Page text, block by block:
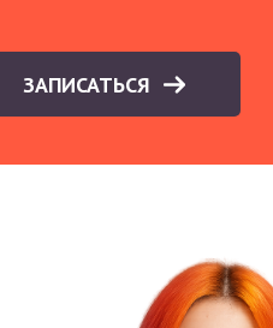
ЗАПИСАТЬСЯ